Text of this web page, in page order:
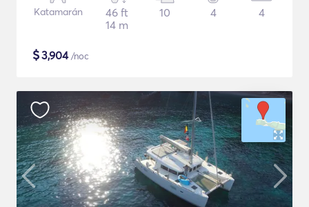
Katamarán
46 ft
14 m
10 4 4
$3,904/noc